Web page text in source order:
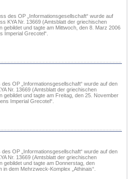
des OP „Informationsgesellschaft“ wurde auf
KYA Nr. 13669 (Amtsblatt der griechischen
gebildet und tagte am Mittwoch, den 8. Marz 2006
Imperial Grecotel“.
OP „Informationsgesellschaft“ wurde auf den
Nr. 13669 (Amtsblatt der griechischen
gebildet und tagte am Freitag, den 25. November
Imperial Grecotel“.
OP „Informationsgesellschaft“ wurde auf den
Nr. 13669 (Amtsblatt der griechischen
gebildet und tagte am Donnerstag, den
dem Mehrzweck-Komplex „Athinais“.